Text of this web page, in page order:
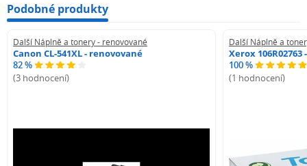
Podobné produkty
Další Náplně a tonery - renovované
Canon CL-541XL - renovované
82 %
(3 hodnocení)
Další Náplně a
Xerox
100 %
(1 hodnocení)